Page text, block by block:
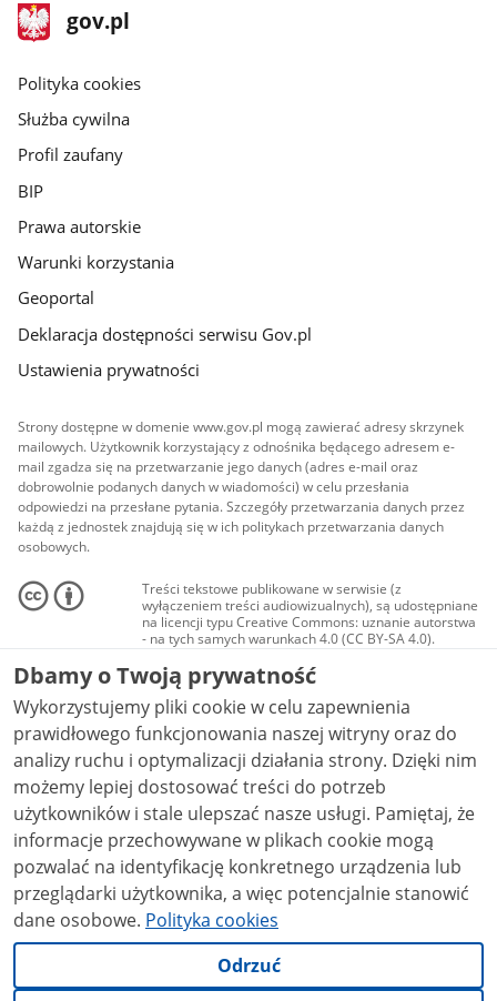
stopka
gov.pl
Strona
gov.pl
gov.pl
Polityka cookies
Służba cywilna
Profil zaufany
BIP
Prawa autorskie
Warunki korzystania
Geoportal
Deklaracja dostępności serwisu Gov.pl
Ustawienia prywatności
Strony dostępne w domenie www.gov.pl mogą zawierać adresy skrzynek
mailowych. Użytkownik korzystający z odnośnika będącego adresem e-
mail zgadza się na przetwarzanie jego danych (adres e-mail oraz
dobrowolnie podanych danych w wiadomości) w celu przesłania
odpowiedzi na przesłane pytania. Szczegóły przetwarzania danych przez
każdą z jednostek znajdują się w ich politykach przetwarzania danych
osobowych.
Treści tekstowe publikowane w serwisie (z
wyłączeniem treści audiowizualnych), są udostępniane
na licencji typu Creative Commons: uznanie autorstwa
- na tych samych warunkach 4.0 (CC BY-SA 4.0).
Materiały audiowizualne, w tym zdjęcia, materiały
audio i wideo, są udostępniane na licencji typu
Creative Commons: uznanie autorstwa użycie
niekomercyjne - bez utworów zależnych 4.0 (CC BY-
NC-ND 4.0), o ile nie jest to stwierdzone inaczej.
Dbamy o Twoją prywatność
Wykorzystujemy pliki cookie w celu zapewnienia
prawidłowego funkcjonowania naszej witryny oraz do
analizy ruchu i optymalizacji działania strony. Dzięki nim
możemy lepiej dostosować treści do potrzeb
użytkowników i stale ulepszać nasze usługi. Pamiętaj, że
informacje przechowywane w plikach cookie mogą
pozwalać na identyfikację konkretnego urządzenia lub
przeglądarki użytkownika, a więc potencjalnie stanowić
dane osobowe. Polityka cookies
Odrzuć